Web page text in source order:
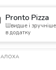
Pronto Pizza
Швидше і зручніше
в додатку
5.0
Суші Сети
АЛОХА